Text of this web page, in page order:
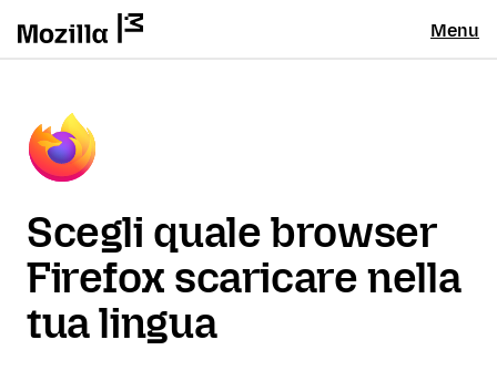
Menu
Scegli quale browser
Firefox scaricare nella
tua lingua